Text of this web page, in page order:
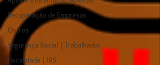
Recuperação de Empresas
Outros
Segurança Social | Trabalhador
Fiscalidade | IRS